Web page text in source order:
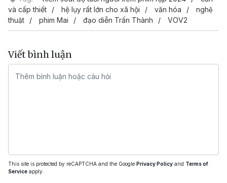
và cấp thiết
hệ lụy rất lớn cho xã hội văn hóa
nghệ
thuật
phim Mai đạo diễn Trấn Thành VOV2
Viết bình luận
This site is protected by reCAPTCHA and the Google Privacy Policy and Terms of
Service apply.